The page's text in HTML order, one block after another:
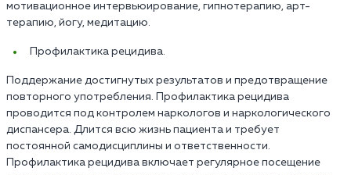
мотивационное интервьюирование, гипнотерапию, арт-
терапию, йогу, медитацию.
Профилактика рецидива.
Поддержание достигнутых результатов и предотвращение
повторного употребления. Профилактика рецидива
проводится под контролем наркологов и наркологического
диспансера. Длится всю жизнь пациента и требует
постоянной самодисциплины и ответственности.
Профилактика рецидива включает регулярное посещение